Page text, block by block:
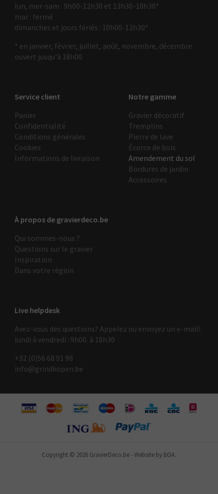
lun, mer-sam : 9h00-12h30 et 13h30-18h30*
mar : fermé
dimanches et jours fériés : 10h00-12h30*
* en janvier, février, juillet, août, novembre, décembre
ouvert jusqu'à 18h00
Service client
Panier
Confidentialité
Conditions générales
Cookies
Informations de livraison
Notre gamme
Gravier décoratif
Tremplins
Pierre de lave
Écorce de bois
Amendement du sol
Bordures de jardin
Accessoires
À propos de gravierdeco.be
Qui sommes-nous ?
Questions sur le gravier
Inspiration
Dans votre région
Live helpdesk
Avez-vous des questions? Appelez ou envoyez un e-mail!
lundi à vendredi : 9h00. à 18h30
+32 (0)56 68 91 98
info@grindkopen.be
Copyright © 2026 GravierDeco.be-Website by BOA.